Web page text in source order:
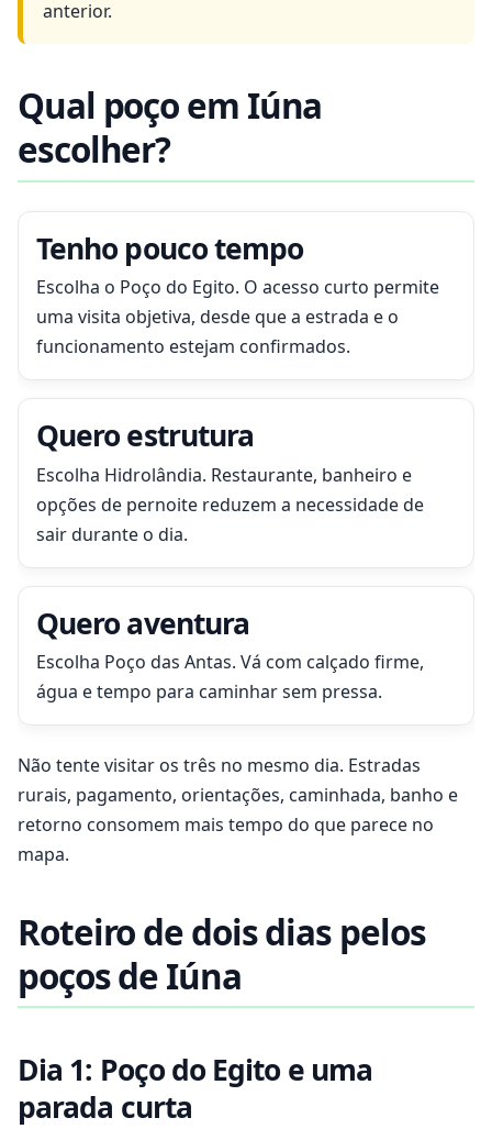
anterior.
Qual poço em Iúna
escolher?
Tenho pouco tempo
Escolha o Poço do Egito. O acesso curto permite
uma visita objetiva, desde que a estrada e o
funcionamento estejam confirmados.
Quero estrutura
Escolha Hidrolândia. Restaurante, banheiro e
opções de pernoite reduzem a necessidade de
sair durante o dia.
Quero aventura
Escolha Poço das Antas. Vá com calçado firme,
água e tempo para caminhar sem pressa.
Não tente visitar os três no mesmo dia. Estradas
rurais, pagamento, orientações, caminhada, banho e
retorno consomem mais tempo do que parece no
mapa.
Roteiro de dois dias pelos
poços de Iúna
Dia 1: Poço do Egito e uma
parada curta